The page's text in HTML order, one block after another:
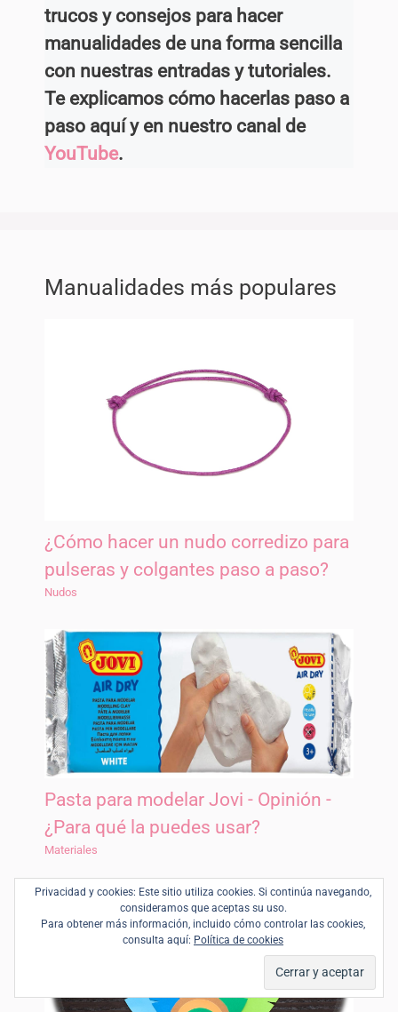
trucos y consejos para hacer
manualidades de una forma sencilla
con nuestras entradas y tutoriales.
Te explicamos cómo hacerlas paso a
paso aquí y en nuestro canal de
YouTube.
Manualidades más populares
¿Cómo hacer un nudo corredizo para
pulseras y colgantes paso a paso?
Nudos
Pasta para modelar Jovi - Opinión -
¿Para qué la puedes usar?
Materiales
Privacidad y cookies: Este sitio utiliza cookies. Si continúa navegando,
consideramos que aceptas su uso.
Para obtener más información, incluido cómo controlar las cookies,
consulta aquí: Política de cookies